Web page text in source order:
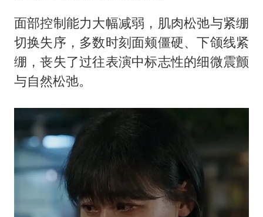
面部控制能力大幅减弱，肌肉松弛与紧绷
切换失序，多数时刻面颊僵硬、下颌线紧
绷，丧失了过往表演中标志性的细微震颤
与自然松弛。